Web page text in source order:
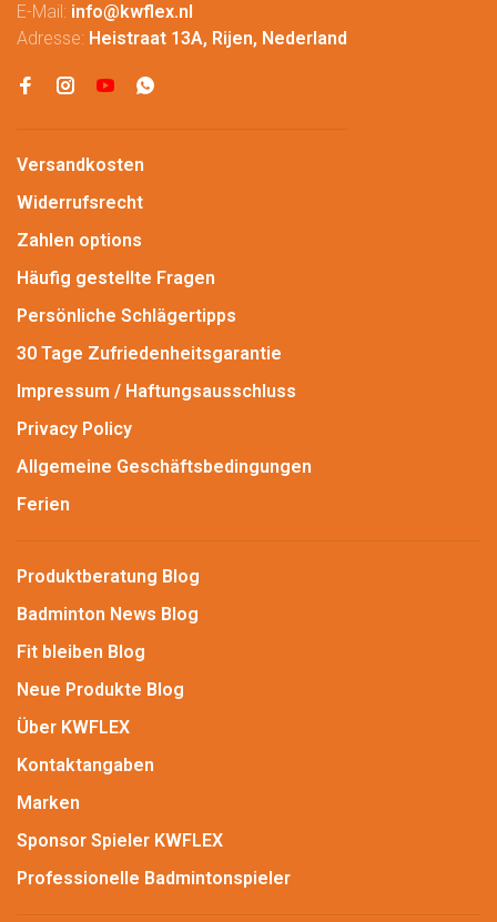
E-Mail: info@kwflex.nl
Adresse: Heistraat 13A, Rijen, Nederland
Versandkosten
Widerrufsrecht
Zahlen options
Häufig gestellte Fragen
Persönliche Schlägertipps
30 Tage Zufriedenheitsgarantie
Impressum / Haftungsausschluss
Privacy Policy
Allgemeine Geschäftsbedingungen
Ferien
Produktberatung Blog
Badminton News Blog
Fit bleiben Blog
Neue Produkte Blog
Über KWFLEX
Kontaktangaben
Marken
Sponsor Spieler KWFLEX
Professionelle Badmintonspieler